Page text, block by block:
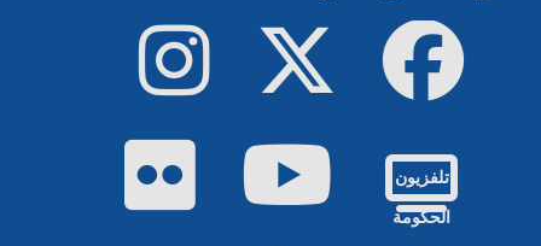
فيسبوك تويتر إينستاجرام
تلفزيون
الحكومة
يوتيوب فليكر